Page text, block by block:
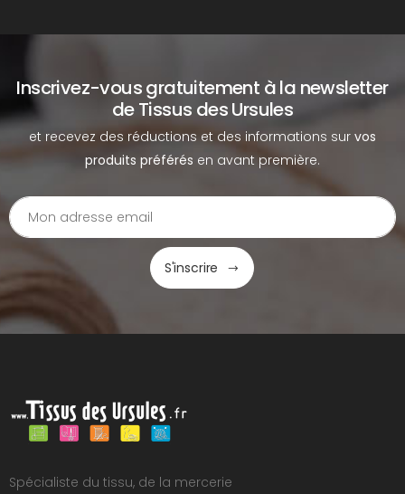
Inscrivez-vous gratuitement à la newsletter
de Tissus des Ursules
et recevez des réductions et des informations sur vos
produits préférés en avant première.
S'inscrire
Spécialiste du tissu, de la mercerie